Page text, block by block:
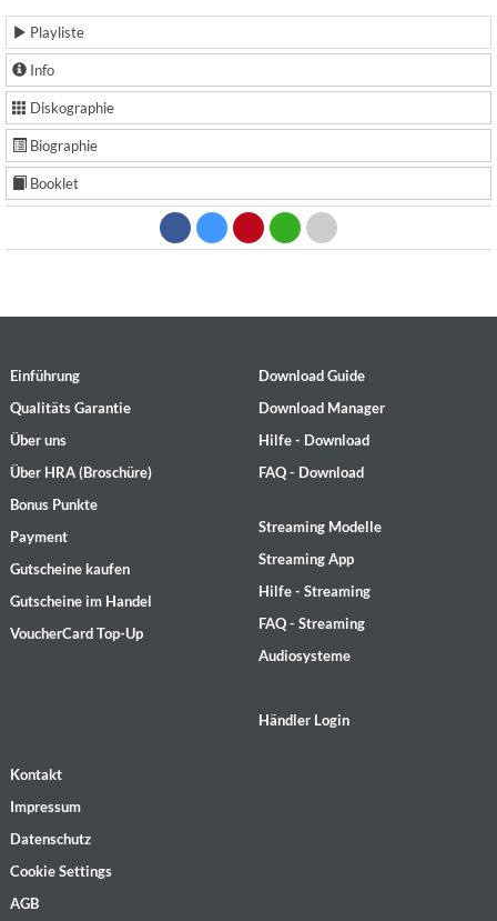
Playliste
Info
Diskographie
Biographie
Booklet
Einführung
Qualitäts Garantie
Über uns
Über HRA (Broschüre)
Bonus Punkte
Payment
Gutscheine kaufen
Gutscheine im Handel
VoucherCard Top-Up
Download Guide
Download Manager
Hilfe - Download
FAQ - Download
Streaming Modelle
Streaming App
Hilfe - Streaming
FAQ - Streaming
Audiosysteme
Händler Login
Kontakt
Impressum
Datenschutz
Cookie Settings
AGB